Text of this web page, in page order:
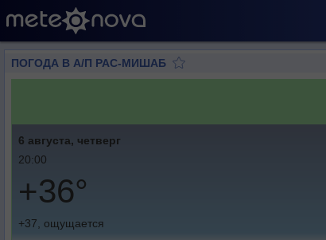
ПОГОДА В А/П РАС-МИШАБ
6 августа, четверг
20:00
+36°
+37, ощущается